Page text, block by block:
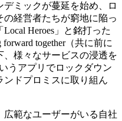
デミックが蔓延を始め、ロ
経営者たちが窮地に陥っ
Heroes」と銘打った
together（共に前に
様々なサービスの浸透を
うアプリでロックダウン
ドプロミスに取り組ん
広範なユーザーがいる自社